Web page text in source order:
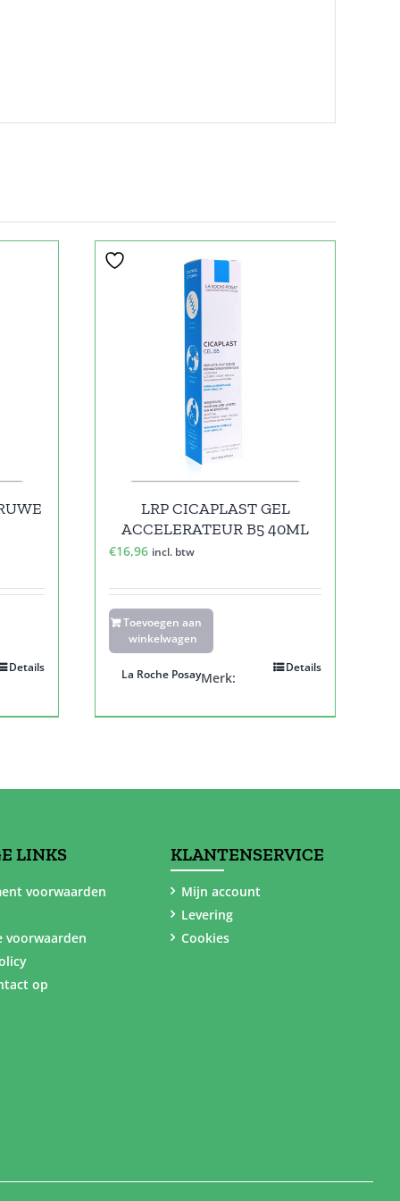
Details
LRP CICAPLAST GEL
ACCELERATEUR B5 40ML
€16,96 incl. btw
Toevoegen aan
winkelwagen
Details
Merk:
La Roche Posay
LINKS
voorwaarden
voorwaarden
op
KLANTENSERVICE
Mijn account
Levering
Cookies